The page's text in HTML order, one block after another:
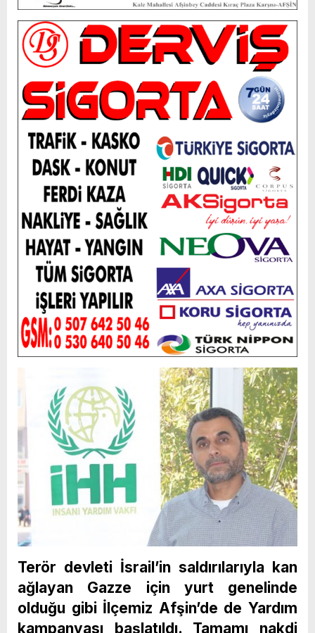
Terör devleti İsrail’in saldırılarıyla kan
ağlayan Gazze için yurt genelinde
olduğu gibi İlçemiz Afşin’de de Yardım
kampanyası başlatıldı. Tamamı nakdi